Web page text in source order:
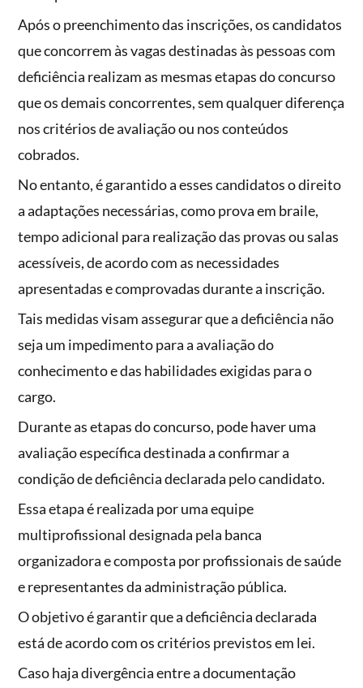
Após o preenchimento das inscrições, os candidatos
que concorrem às vagas destinadas às pessoas com
deficiência realizam as mesmas etapas do concurso
que os demais concorrentes, sem qualquer diferença
nos critérios de avaliação ou nos conteúdos
cobrados.
No entanto, é garantido a esses candidatos o direito
a adaptações necessárias, como prova em braile,
tempo adicional para realização das provas ou salas
acessíveis, de acordo com as necessidades
apresentadas e comprovadas durante a inscrição.
Tais medidas visam assegurar que a deficiência não
seja um impedimento para a avaliação do
conhecimento e das habilidades exigidas para o
cargo.
Durante as etapas do concurso, pode haver uma
avaliação específica destinada a confirmar a
condição de deficiência declarada pelo candidato.
Essa etapa é realizada por uma equipe
multiprofissional designada pela banca
organizadora e composta por profissionais de saúde
e representantes da administração pública.
O objetivo é garantir que a deficiência declarada
está de acordo com os critérios previstos em lei.
Caso haja divergência entre a documentação